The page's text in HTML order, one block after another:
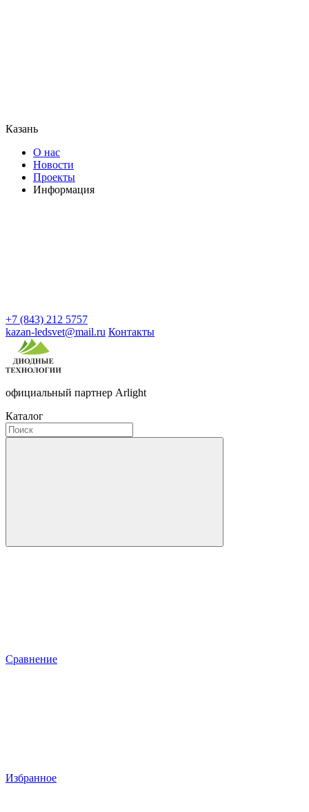
Казань
О нас
Новости
Проекты
Информация
+7 (843) 212 5757
kazan-ledsvet@mail.ru Контакты
официальный партнер Arlight
Каталог
Сравнение
Избранное